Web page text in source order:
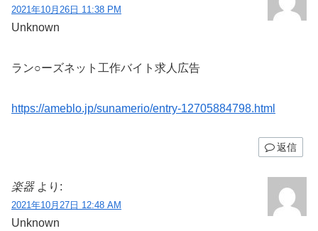
2021年10月26日 11:38 PM
Unknown
ラン○ーズネット工作バイト求人広告
https://ameblo.jp/sunamerio/entry-12705884798.html
返信
楽器 より:
2021年10月27日 12:48 AM
Unknown